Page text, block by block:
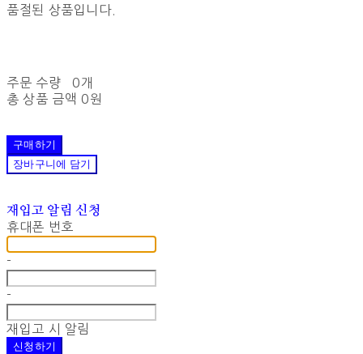
품절된 상품입니다.
주문 수량
0개
총 상품 금액 0원
구매하기
장바구니에 담기
재입고 알림 신청
휴대폰 번호
-
-
재입고 시 알림
신청하기